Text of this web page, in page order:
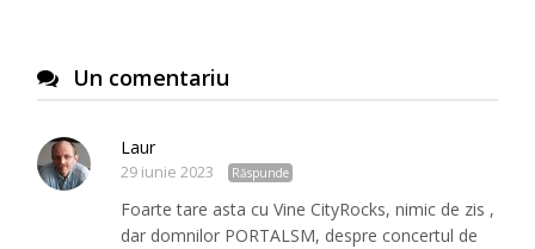
Un comentariu
Laur
29 iunie 2023 Răspunde
Foarte tare asta cu Vine CityRocks, nimic de zis ,
dar domnilor PORTALSM, despre concertul de